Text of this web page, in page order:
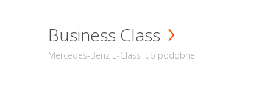
Business Class
Mercedes-Benz E-Class lub podobne